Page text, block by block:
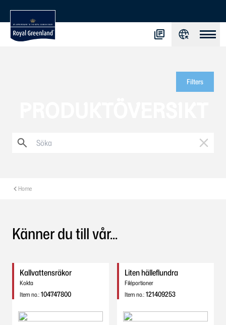
Filters
Home
Känner du till vår...
Kallvattensräkor
Kokta
Item no.:104747800
Liten hälleflundra
Filéportioner
Item no.:121409253